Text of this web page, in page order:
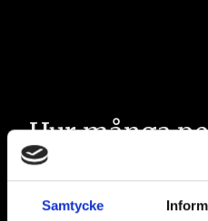
Samtycke
Hur många
rymmer